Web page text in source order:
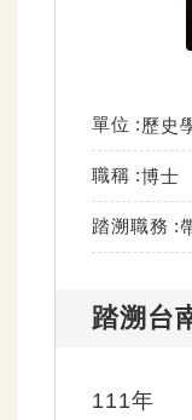
單位 歷史
職稱 博士
踏溯職務
踏溯台
111年